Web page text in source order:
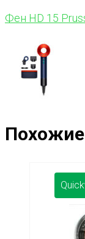
Фен HD 15